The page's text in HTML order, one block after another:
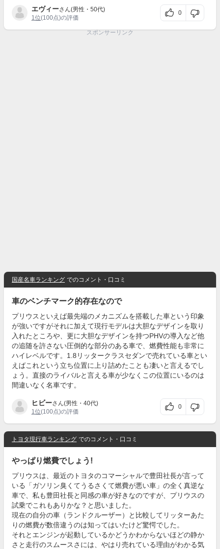
エヴィーさん(男性・50代)
1位(100点)の評価
0
スポンサーリンク
国産名車ランキング でのコメント・口コミ
車のベンチマーク的存在なので
プリウスといえば最先端のメカニズムを搭載した車という印象
が強いですがそれに加えて現行モデルは大胆なデザインを取り
入れたところや、更に大胆なデザインを持つPHVの導入など他
の追随を許さない圧倒的な部分のある車で、燃費性能も非常に
ハイレベルです。1.8リッタークラスセダンで売れている車とい
えばこれという立ち位置に上り詰めたことも凄いと言えるでし
ょう。直接のライバルと言える車が少なくこの位置にいるのは
間違いなく名車です。
ヒビーさん(男性・40代)
1位(100点)の評価
0
トヨタ現行車ランキング でのコメント・口コミ
やっぱり燃費でしょう!
プリウスは、最近のトヨタのコマーシャルで豊田社長が言って
いる「ガソリン臭くてうるさくて燃費が悪い車」の全く真逆な
車で、私も豊田社長と同感の車が好きなのですが、プリウスの
試乗でこれもありかな？と思いました。
現在の自分の車（ランドクルーザー）と比較してリッターあた
りの燃費が数倍違うのは知ってはいたけど驚愕でした。
それとエンジンが起動しているかどうかわからないほどの静か
さと走行のスムースさには、やはり売れている理由がわかる気